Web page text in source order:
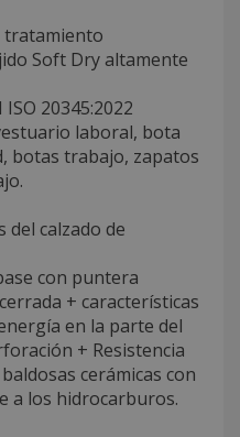
tratamiento
Soft Dry altamente
ISO 20345:2022
laboral, bota
botas trabajo, zapatos
del calzado de
con puntera
+ características
en la parte del
+ Resistencia
cerámicas con
a los hidrocarburos.